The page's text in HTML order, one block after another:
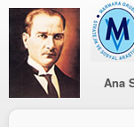
Ana